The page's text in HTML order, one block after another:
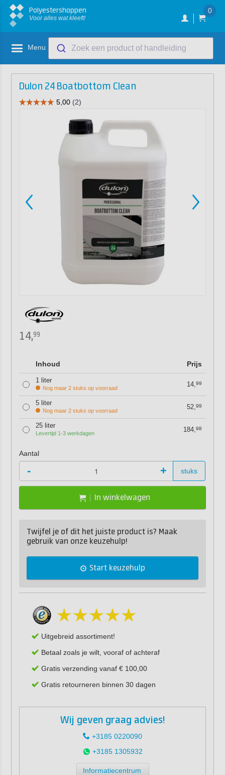
Polyestershoppen
Voor alles wat kleeft!
0
Menu Zoek een product of handleiding
Dulon 24 Boatbottom Clean
14,99
Inhoud Prijs
1 liter
Nog maar 2 stuks op voorraad 14,99
5 liter
Nog maar 2 stuks op voorraad 52,99
25 liter
Levertijd 1-3 werkdagen 184,98
Aantal
- + stuks
In winkelwagen
Twijfel je of dit het juiste product is? Maak
gebruik van onze keuzehulp!
Start keuzehulp
Uitgebreid assortiment!
Betaal zoals je wilt, vooraf of achteraf
Gratis verzending vanaf € 100,00
Gratis retourneren binnen 30 dagen
Wij geven graag advies!
+3185 0220090
+3185 1305932
Informatiecentrum